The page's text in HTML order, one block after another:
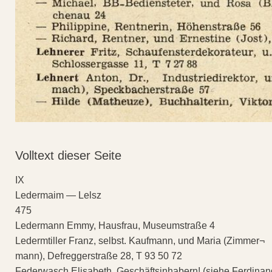
Volltext dieser Seite
IX
Ledermaim — Lelsz
475
Ledermann Emmy, Hausfrau, Museumstraße 4
Ledermtiller Franz, selbst. Kaufmann, und Maria (Zimmer¬
mann), Defreggerstraße 28, T 93 50 72